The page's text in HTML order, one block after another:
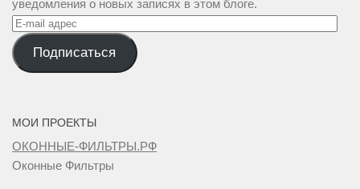
уведомления о новых записях в этом блоге.
E-
mail
адрес
Подписаться
МОИ ПРОЕКТЫ
ОКОННЫЕ-ФИЛЬТРЫ.РФ
Оконные Фильтры